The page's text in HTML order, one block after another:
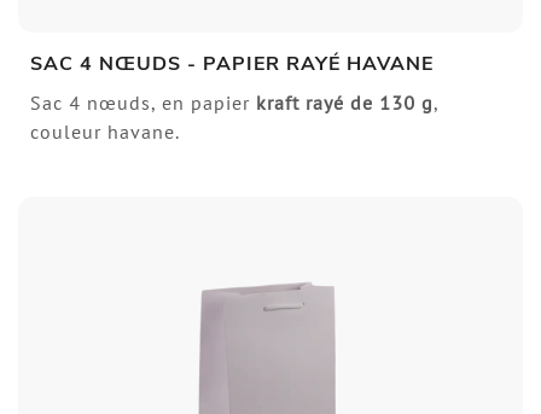
SAC 4 NŒUDS - PAPIER RAYÉ HAVANE
Sac 4 nœuds, en papier kraft rayé de 130 g ,
couleur havane.